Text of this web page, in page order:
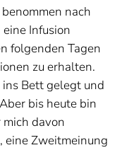
nach
Infusion
folgenden Tagen
zu erhalten.
Bett gelegt und
bis heute bin
mich davon
eine Zweitmeinung